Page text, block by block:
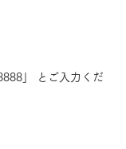
」 とご入力くだ